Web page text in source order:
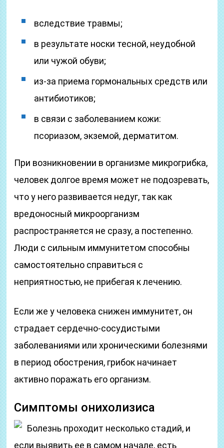
вследствие травмы;
в результате носки тесной, неудобной
или чужой обуви;
из-за приема гормональных средств или
антибиотиков;
в связи с заболеванием кожи:
псориазом, экземой, дерматитом.
При возникновении в организме микрогрибка,
человек долгое время может не подозревать,
что у него развивается недуг, так как
вредоносный микроорганизм
распространяется не сразу, а постепенно.
Люди с сильным иммунитетом способны
самостоятельно справиться с
неприятностью, не прибегая к лечению.
Если же у человека снижен иммунитет, он
страдает сердечно-сосудистыми
заболеваниями или хроническими болезнями
в период обострения, грибок начинает
активно поражать его организм.
Симптомы онихолизиса
Болезнь проходит несколько стадий, и
если выявить ее в самом начале, есть